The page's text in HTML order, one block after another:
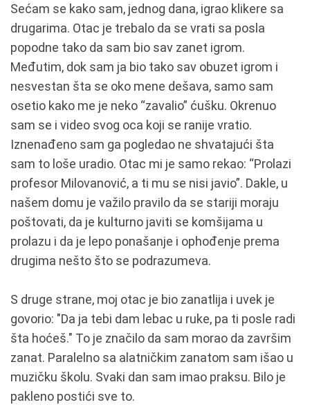
Sećam se kako sam, jednog dana, igrao klikere sa
drugarima. Otac je trebalo da se vrati sa posla
popodne tako da sam bio sav zanet igrom.
Međutim, dok sam ja bio tako sav obuzet igrom i
nesvestan šta se oko mene dešava, samo sam
osetio kako me je neko “zavalio” ćušku. Okrenuo
sam se i video svog oca koji se ranije vratio.
Iznenađeno sam ga pogledao ne shvatajući šta
sam to loše uradio. Otac mi je samo rekao: “Prolazi
profesor Milovanović, a ti mu se nisi javio”. Dakle, u
našem domu je važilo pravilo da se stariji moraju
poštovati, da je kulturno javiti se komšijama u
prolazu i da je lepo ponašanje i ophođenje prema
drugima nešto što se podrazumeva.
S druge strane, moj otac je bio zanatlija i uvek je
govorio: "Da ja tebi dam lebac u ruke, pa ti posle radi
šta hoćeš." To je značilo da sam morao da završim
zanat. Paralelno sa alatničkim zanatom sam išao u
muzičku školu. Svaki dan sam imao praksu. Bilo je
pakleno postići sve to.